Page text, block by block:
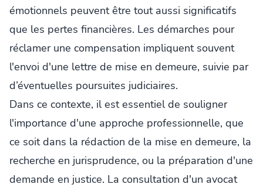
émotionnels peuvent être tout aussi significatifs
que les pertes financières. Les démarches pour
réclamer une compensation impliquent souvent
l'envoi d'une lettre de mise en demeure, suivie par
d’éventuelles poursuites judiciaires.
Dans ce contexte, il est essentiel de souligner
l'importance d'une approche professionnelle, que
ce soit dans la rédaction de la mise en demeure, la
recherche en jurisprudence, ou la préparation d'une
demande en justice. La consultation d'un avocat